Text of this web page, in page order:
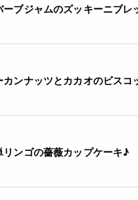
ーブジャムのズッキーニブレ
カンナッツとカカオのビスコ
リンゴの薔薇カップケーキ♪